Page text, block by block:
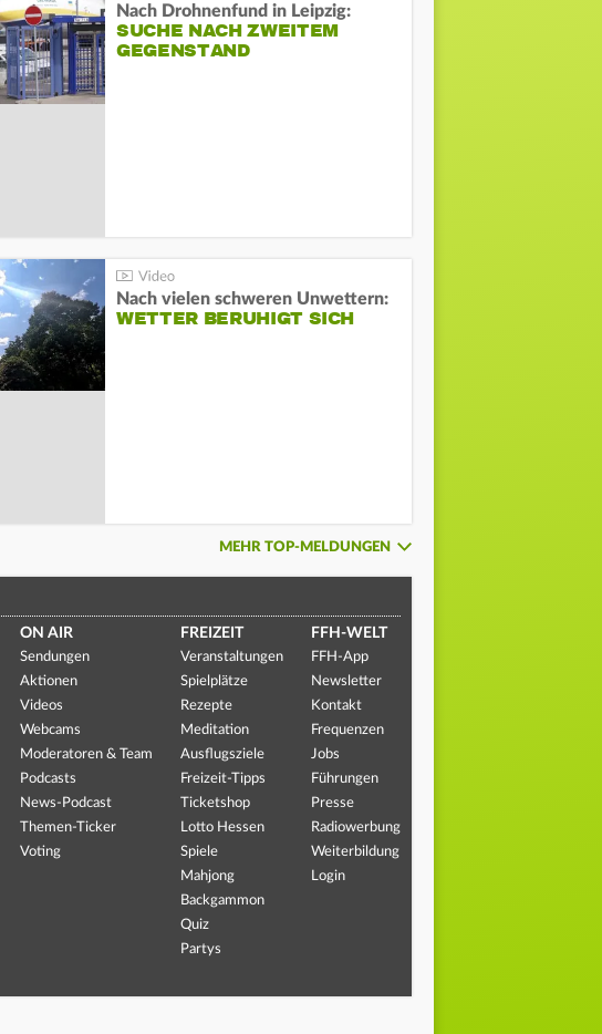
Nach Drohnenfund in Leipzig:
SUCHE NACH ZWEITEM
GEGENSTAND
Nach vielen schweren Unwettern:
WETTER BERUHIGT SICH
MEHR TOP-MELDUNGEN
ON AIR
Sendungen
Aktionen
Videos
Webcams
Moderatoren & Team
Podcasts
News-Podcast
Themen-Ticker
Voting
FREIZEIT
Veranstaltungen
Spielplätze
Rezepte
Meditation
Ausflugsziele
Freizeit-Tipps
Ticketshop
Lotto Hessen
Spiele
Mahjong
Backgammon
Quiz
Partys
FFH-WELT
FFH-App
Newsletter
Kontakt
Frequenzen
Jobs
Führungen
Presse
Radiowerbung
Weiterbildung
Login